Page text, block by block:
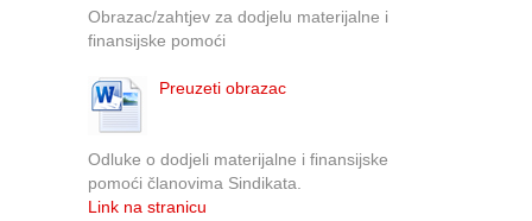
Obrazac/zahtjev za dodjelu materijalne i
finansijske pomoći
Preuzeti obrazac
Odluke o dodjeli materijalne i finansijske
pomoći članovima Sindikata.
Link na stranicu